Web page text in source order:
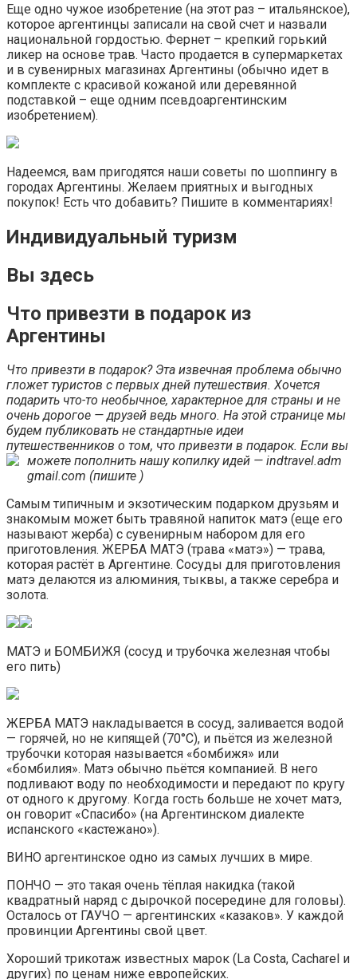
Еще одно чужое изобретение (на этот раз – итальянское),
которое аргентинцы записали на свой счет и назвали
национальной гордостью. Фернет – крепкий горький
ликер на основе трав. Часто продается в супермаркетах
и в сувенирных магазинах Аргентины (обычно идет в
комплекте с красивой кожаной или деревянной
подставкой – еще одним псевдоаргентинским
изобретением).
Надеемся, вам пригодятся наши советы по шоппингу в
городах Аргентины. Желаем приятных и выгодных
покупок! Есть что добавить? Пишите в комментариях!
Индивидуальный туризм
Вы здесь
Что привезти в подарок из
Аргентины
Что привезти в подарок? Эта извечная проблема обычно
гложет туристов с первых дней путешествия. Хочется
подарить что-то необычное, характерное для страны и не
очень дорогое — друзей ведь много. На этой странице мы
будем публиковать не стандартные идеи
путешественников о том, что привезти в подарок. Если вы
можете пополнить нашу копилку идей — indtravel.adm
gmail.com (пишите )
Самым типичным и экзотическим подарком друзьям и
знакомым может быть травяной напиток матэ (еще его
называют жерба) с сувенирным набором для его
приготовления. ЖЕРБА МАТЭ (трава «матэ») — трава,
которая растёт в Аргентине. Сосуды для приготовления
матэ делаются из алюминия, тыквы, а также серебра и
золота.
МАТЭ и БОМБИЖЯ (сосуд и трубочка железная чтобы
его пить)
ЖЕРБА МАТЭ накладывается в сосуд, заливается водой
— горячей, но не кипящей (70°C), и пьётся из железной
трубочки которая называется «бомбижя» или
«бомбилия». Матэ обычно пьётся компанией. В него
подливают воду по необходимости и передают по кругу
от одного к другому. Когда гость больше не хочет матэ,
он говорит «Спасибо» (на Аргентинском диалекте
испанского «кастежано»).
ВИНО аргентинское одно из самых лучших в мире.
ПОНЧО — это такая очень тёплая накидка (такой
квадратный наряд с дырочкой посередине для головы).
Осталось от ГАУЧО — аргентинских «казаков». У каждой
провинции Аргентины свой цвет.
Хороший трикотаж известных марок (La Costa, Cacharel и
других) по ценам ниже европейских.